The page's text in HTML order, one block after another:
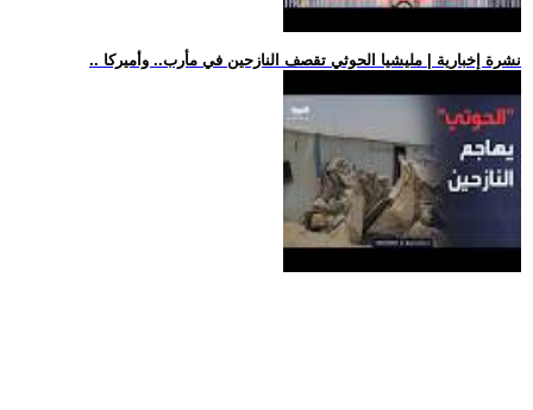
.. نشرة إخبارية | مليشيا الحوثي تقصف النازحين في مأرب.. وأميركا